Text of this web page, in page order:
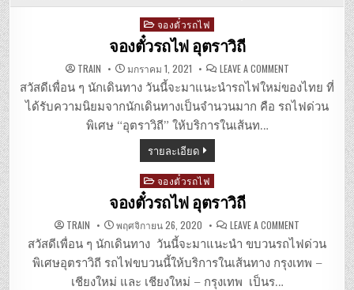
Posted
in
จองตั๋วรถไฟ
จองตั๋วรถไฟ อุตราวิถี
TRAIN มกราคม 1, 2021 LEAVE A COMMENTON
ตั๋ว
รถไฟ
อุตรา
วิถี
สวัสดีเพื่อน ๆ นักเดินทาง วันนี้จะมาแนะนำรถไฟใหม่ของไทย ที่
ได้รับความนิยมจากนักเดินทางเป็นจำนวนมาก คือ รถไฟด่วน
พิเศษ “อุตราวิถี” ให้บริการในเส้นท…
รายละเอียด
Posted
in
จองตั๋วรถไฟ
จองตั๋วรถไฟ อุตราวิถี
TRAIN พฤศจิกายน 26, 2020 LEAVE A COMMENT
ตั๋ว
รถไฟ
อุตรา
วิถี
สวัสดีเพื่อน ๆ นักเดินทาง วันนี้จะมาแนะนำ ขบวนรถไฟด่วน
พิเศษอุตราวิถี รถไฟขบวนนี้ให้บริการในเส้นทาง กรุงเทพ –
เชียงใหม่ และ เชียงใหม่ – กรุงเทพ เป็นร…